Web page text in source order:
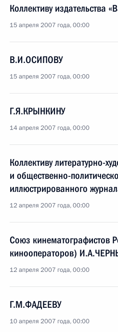
Коллективу издательства
15 апреля 2007 года, 00:00
В.И.ОСИПОВУ
15 апреля 2007 года, 00:00
Г.Я.КРЫНКИНУ
14 апреля 2007 года, 00:00
Коллективу литературно-
и общественно-
иллюстрированного
12 апреля 2007 года, 00:00
Союз кинематографистов
кинооператоров)
12 апреля 2007 года, 00:00
Г.М.ФАДЕЕВУ
10 апреля 2007 года, 00:00